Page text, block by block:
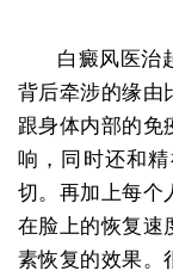
白癜风医治
背后牵涉的缘由
跟身体内部的免
响，同时还和
切。再加上每个
在脸上的恢复速
素恢复的效果。